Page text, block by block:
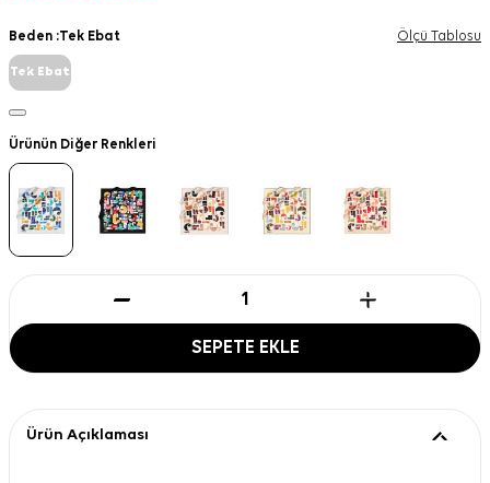
Beden :Tek Ebat Ölçü Tablosu
Tek Ebat
Ürünün Diğer Renkleri
SEPETE EKLE
Ürün Açıklaması